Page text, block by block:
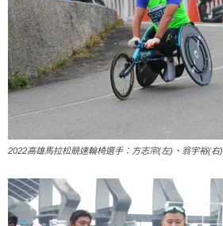
2022高雄馬拉松競速輪椅選手：方志宗(左)、翁宇裕(右)